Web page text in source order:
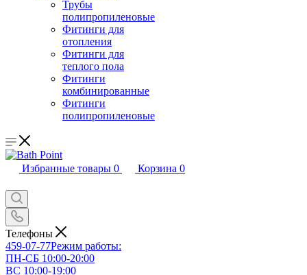
Трубы
полипропиленовые
Фитинги для
отопления
Фитинги для
теплого пола
Фитинги
комбинированные
Фитинги
полипропиленовые
Избранные товары 0 Корзина 0
Телефоны
459-07-77Режим работы:
ПН-СБ 10:00-20:00
ВС 10:00-19:00